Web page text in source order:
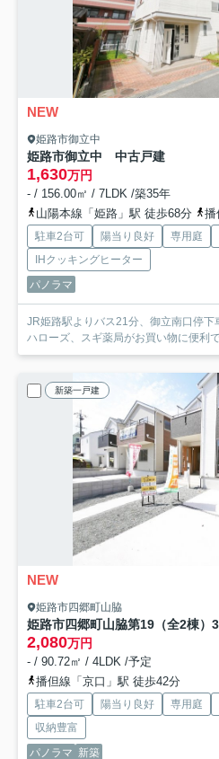
NEW
姫路市御立中
姫路市御立中 中古戸建
1,630万円
- / 156.00㎡ / 7LDK /築35年
山陽本線「姫路」駅 徒歩68分
播
駐車2台可 陽当り良好 専用庭
IHクッキングヒーター
パノラマ
JR姫路駅よりバス21分、御立南口停下
ハローズ、スギ薬局がお買い物に便利
新築一戸建
NEW
姫路市四郷町山脇
姫路市四郷町山脇第19（全2棟）
2,080万円
- / 90.72㎡ / 4LDK /予定
播但線「京口」駅 徒歩42分
駐車2台可 陽当り良好 専用庭
収納豊富
パノラマ 新築